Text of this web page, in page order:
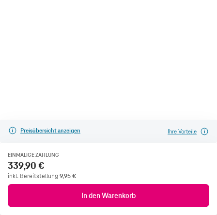
Preisübersicht anzeigen Ihre Vorteile
EINMALIGE ZAHLUNG
339,90 €
inkl. Bereitstellung9,95€
In den Warenkorb